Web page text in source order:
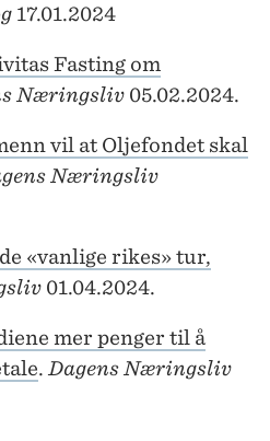
17.01.2024
Fasting om
Næringsliv 05.02.2024.
vil at Oljefondet skal
Næringsliv
«vanlige rikes» tur,
01.04.2024.
mer penger til å
. Dagens Næringsliv